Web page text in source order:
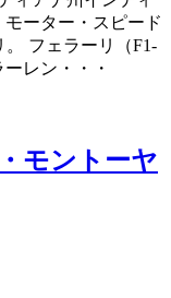
ーター・スピード
フェラーリ（F1-
レン・・・
モントーヤ